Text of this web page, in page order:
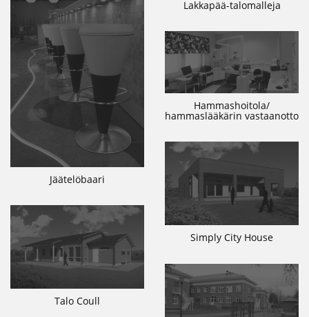
Lakkapää-talomalleja
Jäätelöbaari
Hammashoitola/
hammaslääkärin vastaanotto
Simply City House
Talo Coull